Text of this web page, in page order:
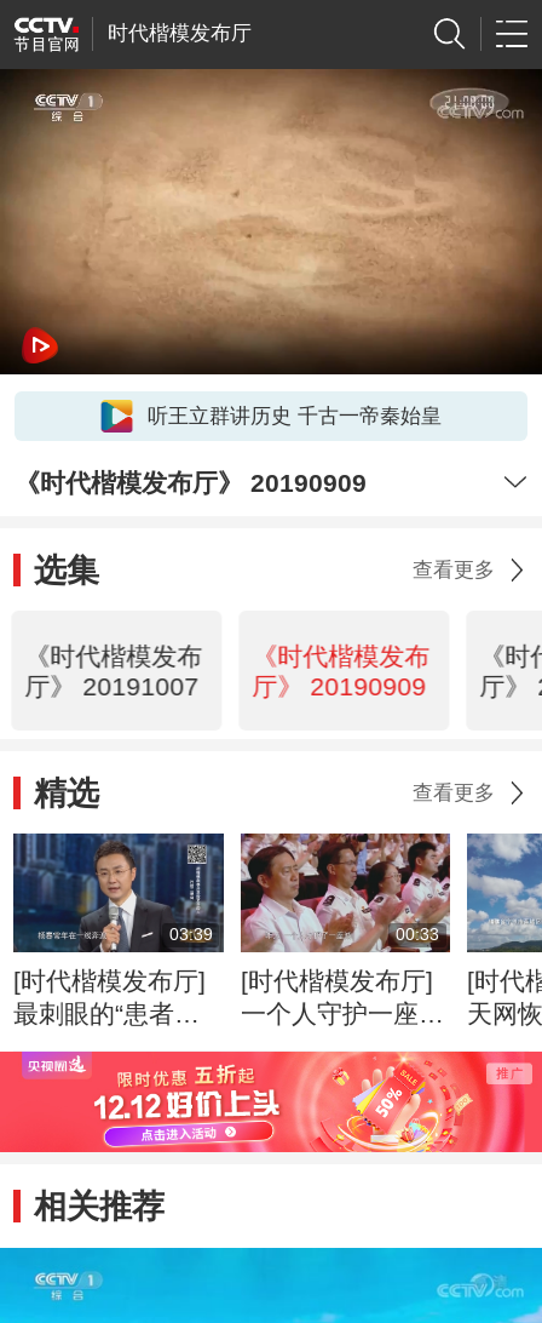
时代楷模发布厅
听王立群讲历史 千古一帝秦始皇
《时代楷模发布厅》 20190909
选集 查看更多
《时代楷模发布
厅》 20191007
《时代楷模发布
厅》 20190909
《
厅》
精选 查看更多
03:39
[时代楷模发布厅]
最刺眼的“患者拒
绝”
00:33
[时代楷模发布厅]
一个人守护一座
城，一座城送别这
个人
[时代
天网
漏
相关推荐